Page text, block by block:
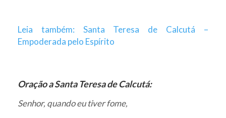
Leia também: Santa Teresa de Calcutá –
Empoderada pelo Espírito
Oração a Santa Teresa de Calcutá:
Senhor, quando eu tiver fome,